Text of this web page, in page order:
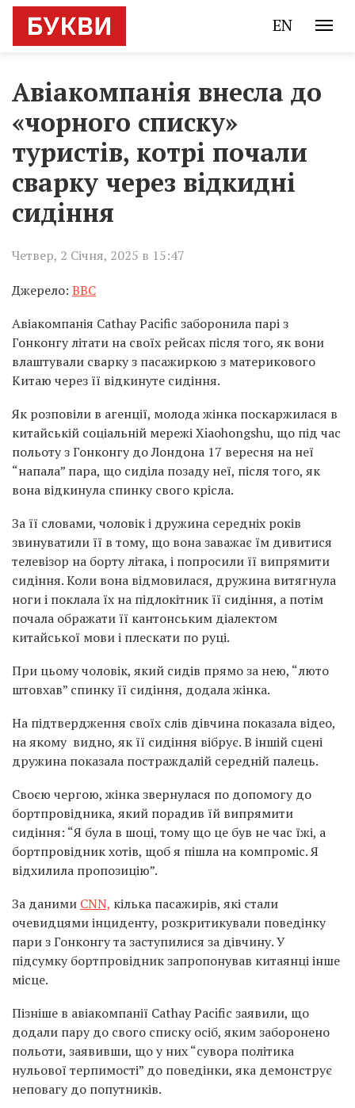
EN
Авіакомпанія внесла до
«чорного списку»
туристів, котрі почали
сварку через відкидні
сидіння
Четвер, 2 Січня, 2025 в 15:47
Джерело: BBC
Авіакомпанія Cathay Pacific заборонила парі з
Гонконгу літати на своїх рейсах після того, як вони
влаштували сварку з пасажиркою з материкового
Китаю через її відкинуте сидіння.
Як розповіли в агенції, молода жінка поскаржилася в
китайській соціальній мережі Xiaohongshu, що під час
польоту з Гонконгу до Лондона 17 вересня на неї
“напала” пара, що сиділа позаду неї, після того, як
вона відкинула спинку свого крісла.
За її словами, чоловік і дружина середніх років
звинуватили її в тому, що вона заважає їм дивитися
телевізор на борту літака, і попросили її випрямити
сидіння. Коли вона відмовилася, дружина витягнула
ноги і поклала їх на підлокітник її сидіння, а потім
почала ображати її кантонським діалектом
китайської мови і плескати по руці.
При цьому чоловік, який сидів прямо за нею, “люто
штовхав” спинку її сидіння, додала жінка.
На підтвердження своїх слів дівчина показала відео,
на якому видно, як її сидіння вібрує. В іншій сцені
дружина показала постраждалій середній палець.
Своєю чергою, жінка звернулася по допомогу до
бортпровідника, який порадив їй випрямити
сидіння: “Я була в шоці, тому що це був не час їжі, а
бортпровідник хотів, щоб я пішла на компроміс. Я
відхилила пропозицію”.
За даними CNN, кілька пасажирів, які стали
очевидцями інциденту, розкритикували поведінку
пари з Гонконгу та заступилися за дівчину. У
підсумку бортпровідник запропонував китаянці інше
місце.
Пізніше в авіакомпанії Cathay Pacific заявили, що
додали пару до свого списку осіб, яким заборонено
польоти, заявивши, що у них “сувора політика
нульової терпимості” до поведінки, яка демонструє
неповагу до попутників.